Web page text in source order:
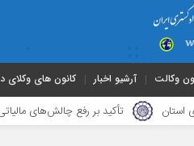
وکالت آرشیو اخبار کانون های وکلای
تأکید بر رفع چالش‌های مالیاتی وکلا در